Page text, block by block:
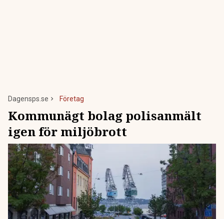
Dagensps.se Företag
Kommunägt bolag polisanmält
igen för miljöbrott